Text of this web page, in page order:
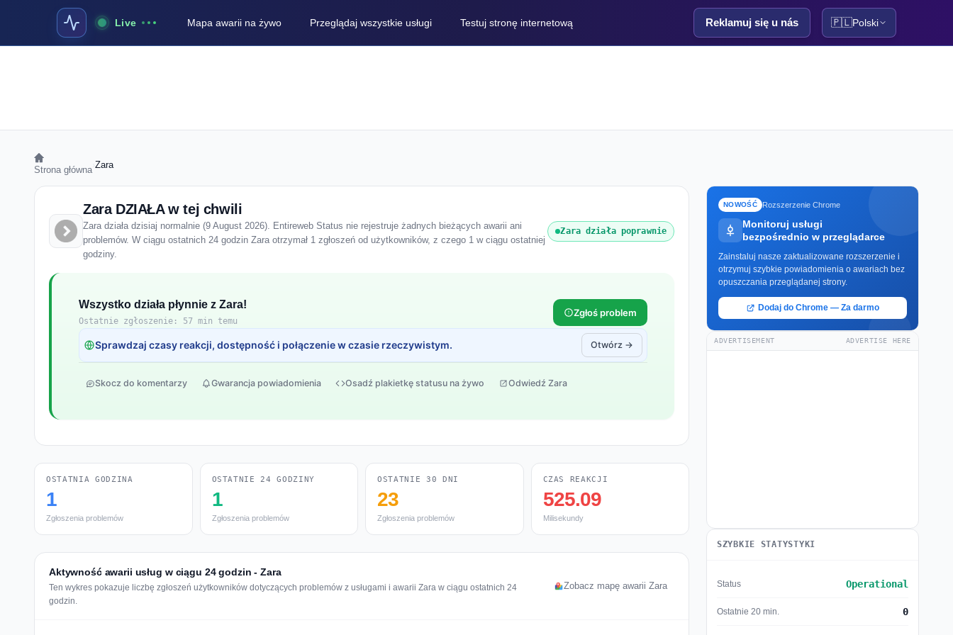
Live Mapa awarii na żywo Przeglądaj wszystkie usługi Testuj stronę internetową Reklamuj się u nás 🇵🇱Polski
Strona główna Zara
Zara DZIAŁA w tej chwili
Zara działa dzisiaj normalnie (9 August 2026). Entireweb Status nie rejestruje żadnych bieżących awarii ani
problemów. W ciągu ostatnich 24 godzin Zara otrzymał 1 zgłoszeń od użytkowników, z czego 1 w ciągu ostatniej
godziny.
Zara działa poprawnie
Wszystko działa płynnie z Zara!
Ostatnie zgłoszenie: 57 min temu
Zgłoś problem
Sprawdzaj czasy reakcji, dostępność i połączenie w czasie rzeczywistym. Otwórz →
Skocz do komentarzy Gwarancja powiadomienia Osadź plakietkę statusu na żywo Odwiedź Zara
OSTATNIA GODZINA
1
Zgłoszenia problemów
OSTATNIE 24 GODZINY
1
Zgłoszenia problemów
OSTATNIE 30 DNI
23
Zgłoszenia problemów
CZAS REAKCJI
525.09
Milisekundy
Aktywność awarii usług w ciągu 24 godzin - Zara
Ten wykres pokazuje liczbę zgłoszeń użytkowników dotyczących problemów z usługami i awarii Zara w ciągu ostatnich 24
godzin.
Zobacz mapę awarii Zara
NOWOŚĆ Rozszerzenie Chrome
Monitoruj usługi
bezpośrednio w przeglądarce
Zainstaluj nasze zaktualizowane rozszerzenie i
otrzymuj szybkie powiadomienia o awariach bez
opuszczania przeglądanej strony.
Dodaj do Chrome — Za darmo
ADVERTISEMENT ADVERTISE HERE
SZYBKIE STATYSTYKI
Status Operational
Ostatnie 20 min. 0